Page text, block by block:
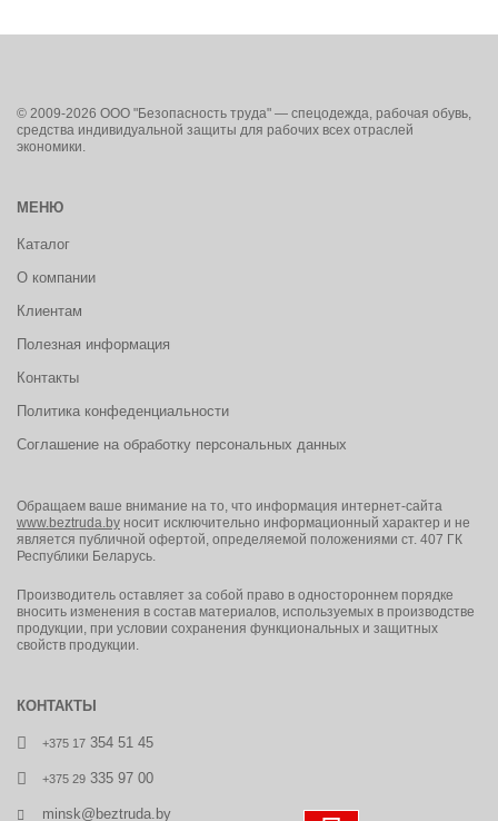
© 2009-2026 ООО "Безопасность труда" — спецодежда, рабочая обувь,
средства индивидуальной защиты для рабочих всех отраслей
экономики.
МЕНЮ
Каталог
О компании
Клиентам
Полезная информация
Контакты
Политика конфеденциальности
Соглашение на обработку персональных данных
Обращаем ваше внимание на то, что информация интернет-сайта
www.beztruda.by носит исключительно информационный характер и не
является публичной офертой, определяемой положениями ст. 407 ГК
Республики Беларусь.
Производитель оставляет за собой право в одностороннем порядке
вносить изменения в состав материалов, используемых в производстве
продукции, при условии сохранения функциональных и защитных
свойств продукции.
КОНТАКТЫ
+375 17 354 51 45
+375 29 335 97 00
minsk@beztruda.by